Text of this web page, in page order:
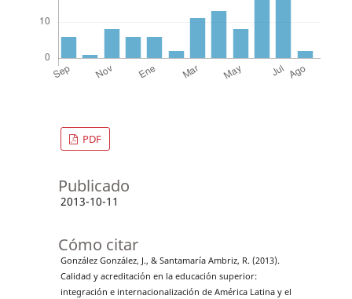
PDF
Publicado
2013-10-11
Cómo citar
González González, J., & Santamaría Ambriz, R. (2013).
Calidad y acreditación en la educación superior:
integración e internacionalización de América Latina y el